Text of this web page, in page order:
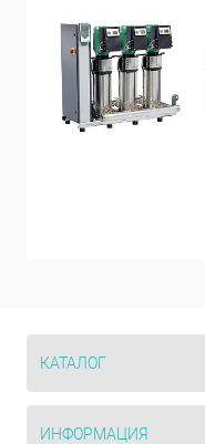
КАТАЛОГ
ИНФОРМАЦИЯ